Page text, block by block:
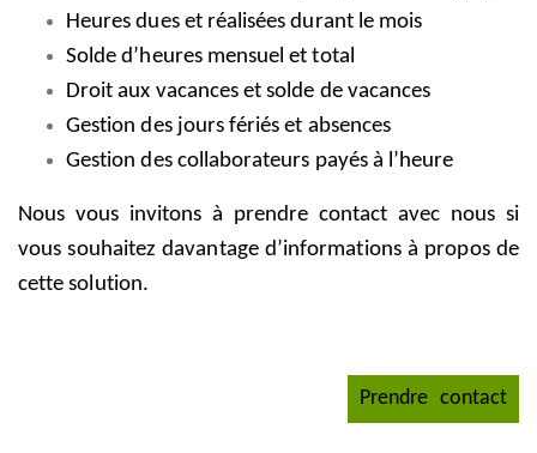
Heures dues et réalisées durant le mois
Solde d’heures mensuel et total
Droit aux vacances et solde de vacances
Gestion des jours fériés et absences
Gestion des collaborateurs payés à l’heure
Nous vous invitons à prendre contact avec nous si
vous souhaitez davantage d’informations à propos de
cette solution.
Prendre contact_